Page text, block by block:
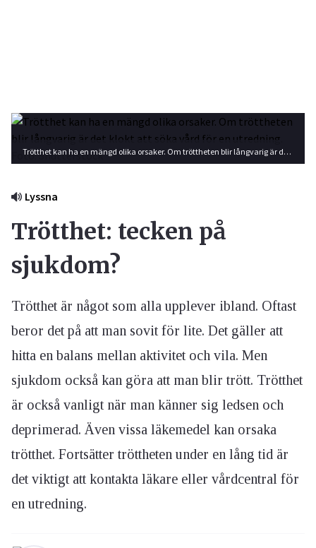
Trötthet kan ha en mängd olika orsaker. Om tröttheten blir långvarig är det klokt att söka vård för en utredning. Foto: Shutterstock
Lyssna
Trötthet: tecken på
sjukdom?
Trötthet är något som alla upplever ibland. Oftast
beror det på att man sovit för lite. Det gäller att
hitta en balans mellan aktivitet och vila. Men
sjukdom också kan göra att man blir trött. Trötthet
är också vanligt när man känner sig ledsen och
deprimerad. Även vissa läkemedel kan orsaka
trötthet. Fortsätter tröttheten under en lång tid är
det viktigt att kontakta läkare eller vårdcentral för
en utredning.